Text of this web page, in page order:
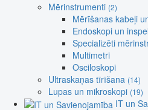
Mērinstrumenti (2)
Mērīšanas kabeļi
Endoskopi un
Specializēti
Multimetri
Osciloskopi
Ultraskaņas tīrīšana (14)
Lupas un mikroskopi (19)
IT un